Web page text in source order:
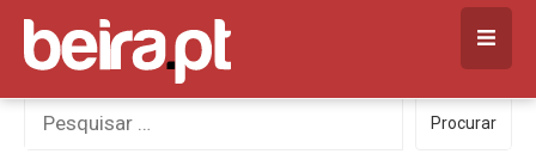
Skip
content
Procurar
por:
Procurar